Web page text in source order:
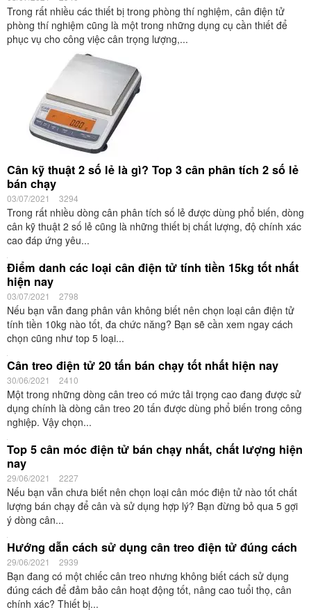
Đánh giá cân sấy ẩm Ohaus MB23 có tốt không?
18/03/2023 1315
Nếu bạn đang thắc mắc sử dụng Ohaus MB23 có thực sự tốt
không? Bạn chưa biết nhiều về dòng cân sấy ẩm Ohaus MB23 có
khả năng đo...
Nguyên nhân và cách sửa cân điện tử không lên
21/07/2021 2843
Trong quá trình sử dụng cân điện tử chắc chắn sẽ gặp nhiều lỗi
ảnh hưởng đến...
Cách kết nối cân điện tử với máy tính đơn giản, chi
tiết
21/07/2021 3225
Đối với các dòng cân điện tử hiện đại đều sẽ có chức năng kết nối
với máy tính để quản lý, thu thập dữ liệu. Vậy, làm thế...
Các loại thiết bị thí nghiệm phòng hóa học không thể
thiếu
15/07/2021 2735
Một phòng thí nghiệm hóa học hoạt động bình thường đáp ứng yêu
cầu của người sử dụng chắc chắn cần trang bị đầy đủ máy móc
thiết bị thí nghiệm phòng hóa học....
Các loại cân điện tử phòng thí nghiệm – Top 3 cân thí
nghiệm bán chạy
08/07/2021 2940
Trong rất nhiều các thiết bị trong phòng thí nghiệm, cân điện tử
phòng thí nghiệm cũng là một trong những dụng cụ cần thiết để
phục vụ cho công việc cân trọng lượng,...